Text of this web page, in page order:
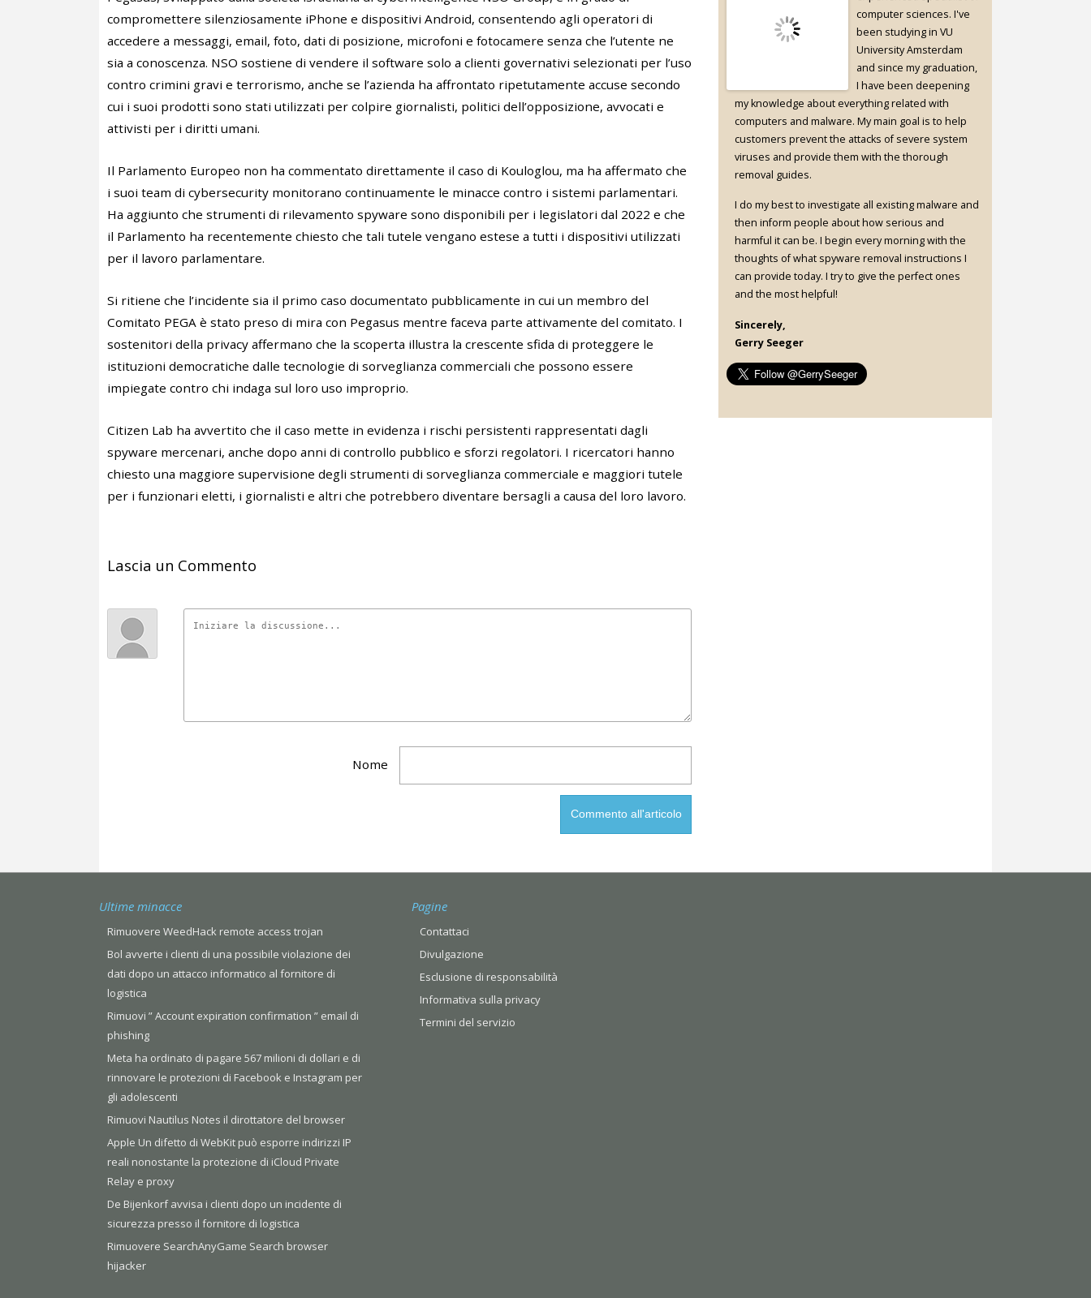
compromettere silenziosamente iPhone e dispositivi Android, consentendo agli operatori di
accedere a messaggi, email, foto, dati di posizione, microfoni e fotocamere senza che l’utente ne
sia a conoscenza. NSO sostiene di vendere il software solo a clienti governativi selezionati per l’uso
contro crimini gravi e terrorismo, anche se l’azienda ha affrontato ripetutamente accuse secondo
cui i suoi prodotti sono stati utilizzati per colpire giornalisti, politici dell’opposizione, avvocati e
attivisti per i diritti umani.
Il Parlamento Europeo non ha commentato direttamente il caso di Kouloglou, ma ha affermato che
i suoi team di cybersecurity monitorano continuamente le minacce contro i sistemi parlamentari.
Ha aggiunto che strumenti di rilevamento spyware sono disponibili per i legislatori dal 2022 e che
il Parlamento ha recentemente chiesto che tali tutele vengano estese a tutti i dispositivi utilizzati
per il lavoro parlamentare.
Si ritiene che l’incidente sia il primo caso documentato pubblicamente in cui un membro del
Comitato PEGA è stato preso di mira con Pegasus mentre faceva parte attivamente del comitato. I
sostenitori della privacy affermano che la scoperta illustra la crescente sfida di proteggere le
istituzioni democratiche dalle tecnologie di sorveglianza commerciali che possono essere
impiegate contro chi indaga sul loro uso improprio.
Citizen Lab ha avvertito che il caso mette in evidenza i rischi persistenti rappresentati dagli
spyware mercenari, anche dopo anni di controllo pubblico e sforzi regolatori. I ricercatori hanno
chiesto una maggiore supervisione degli strumenti di sorveglianza commerciale e maggiori tutele
per i funzionari eletti, i giornalisti e altri che potrebbero diventare bersagli a causa del loro lavoro.
Lascia un Commento
Nome
computer sciences. I've
been studying in VU
University Amsterdam
and since my graduation,
I have been deepening
my knowledge about everything related with
computers and malware. My main goal is to help
customers prevent the attacks of severe system
viruses and provide them with the thorough
removal guides.
I do my best to investigate all existing malware and
then inform people about how serious and
harmful it can be. I begin every morning with the
thoughts of what spyware removal instructions I
can provide today. I try to give the perfect ones
and the most helpful!
Sincerely,
Gerry Seeger
Ultime minacce
Rimuovere WeedHack remote access trojan
Bol avverte i clienti di una possibile violazione dei
dati dopo un attacco informatico al fornitore di
logistica
Rimuovi ” Account expiration confirmation ” email di
phishing
Meta ha ordinato di pagare 567 milioni di dollari e di
rinnovare le protezioni di Facebook e Instagram per
gli adolescenti
Rimuovi Nautilus Notes il dirottatore del browser
Apple Un difetto di WebKit può esporre indirizzi IP
reali nonostante la protezione di iCloud Private
Relay e proxy
De Bijenkorf avvisa i clienti dopo un incidente di
sicurezza presso il fornitore di logistica
Rimuovere SearchAnyGame Search browser
hijacker
Pagine
Contattaci
Divulgazione
Esclusione di responsabilità
Informativa sulla privacy
Termini del servizio